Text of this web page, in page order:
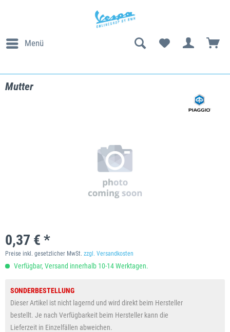
Menü
Mutter
0,37 € *
Preise inkl. gesetzlicher MwSt. zzgl. Versandkosten
Verfügbar, Versand innerhalb 10-14 Werktagen.
SONDERBESTELLUNG
Dieser Artikel ist nicht lagernd und wird direkt beim Hersteller
bestellt. Je nach Verfügbarkeit beim Hersteller kann die
Lieferzeit in Einzelfällen abweichen.